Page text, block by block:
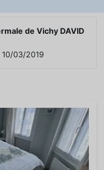
de Vichy DAVID
03/2019